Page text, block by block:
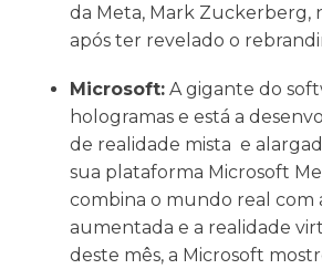
da Meta, Mark Zuckerberg,
após ter revelado o
Microsoft:A gigante do
hologramas e está a
de realidade mista e
sua plataforma Microsoft
combina o mundo real com
aumentada e a realidade
deste mês, a Microsoft